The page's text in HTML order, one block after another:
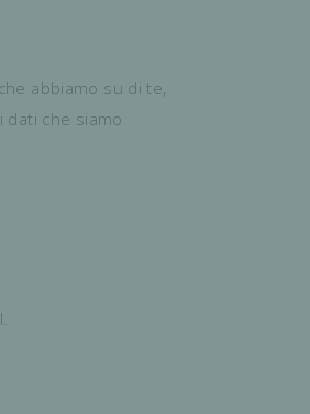
abbiamo su di te,
che siamo